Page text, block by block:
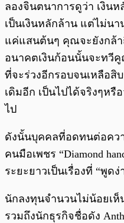
ลองจินตนาการดูว่า เงิน
เป็นเงินหลักล้าน แต่ไม่น
แค่แสนต้นๆ คุณจะยังกล้า
อนาคตเงินก้อนนั้นจะทวี
ที่จะร่วงอีกรอบจนเหลือสิ
เดิมอีก เป็นไปได้จริงๆห
ไป
ดังนั้นบุคคลที่อดทนต่อคว
คนมือเพชร “Diamond
ระยะยาวเป็นเรื่องที่ “พูดง่
นักลงทุนจำนวนไม่น้อยเห็
รวมถึงนักธุรกิจชื่อดัง